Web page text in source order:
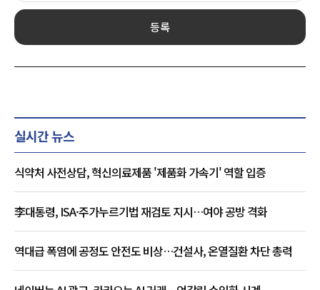
등록
실시간 뉴스
식약처 사전상담, 혁신의료제품 '제품화 가속기' 역할 입증
李대통령, ISA·주가누르기법 재검토 지시…여야 공방 격화
역대급 폭염에 공정도 안전도 비상…건설사, 온열질환 차단 총력